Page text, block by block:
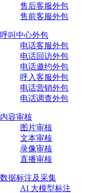
售后客服外包
售前客服外包
呼叫中心外包
电话客服外包
电话回访外包
电话邀约外包
呼入客服外包
电话营销外包
电话调查外包
内容审核
图片审核
文本审核
录像审核
直播审核
数据标注及采集
AI 大模型标注